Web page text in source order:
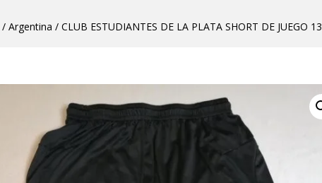
/Argentina /CLUB ESTUDIANTES DE LA PLATA SHORT DE JUEGO 13